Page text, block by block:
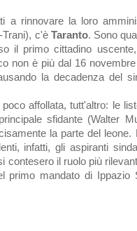
a rinnovare la loro
Trani), c'è Taranto. Sono
il primo cittadino
non è più dal 16
la decadenza del
affollata, tutt'altro: le
sfidante (Walter
la parte del leone.
infatti, gli aspiranti
contesero il ruolo più
primo mandato di Ippazio